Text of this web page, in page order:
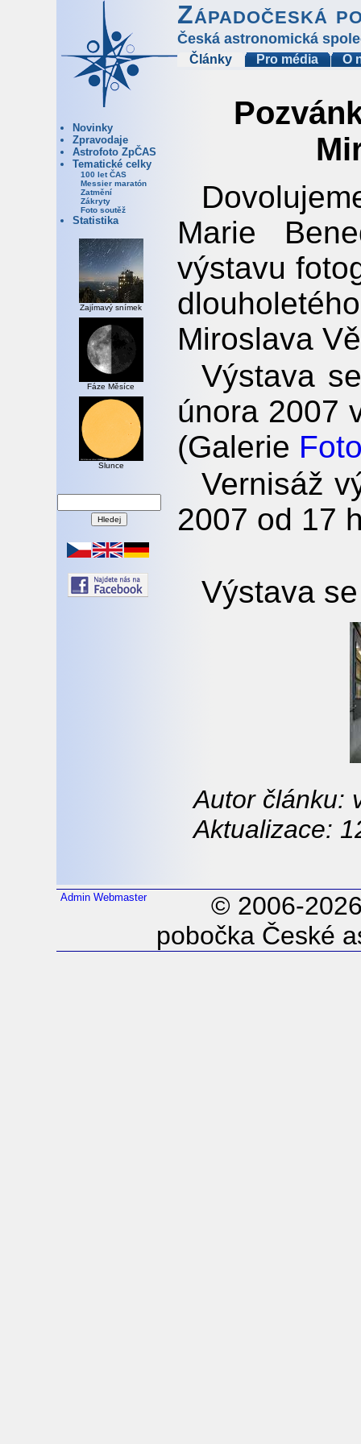
Západočeská
Česká astronomická
Články Pro média O
Novinky
Zpravodaje
Astrofoto ZpČAS
Tematické celky
100 let ČAS
Messier maratón
Zatmění
Zákryty
Foto soutěž
Statistika
Zajímavý snímek
Fáze Měsíce
Slunce
Marie
výstavu
Miroslava
Výstava
února 2007
(Galerie
Vernisáž
2007 od 17
Výstava
Autor článku:
Aktualizace:
Admin Webmaster
© 2006-
pobočka České